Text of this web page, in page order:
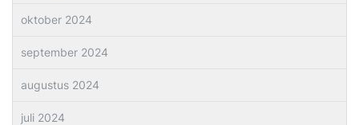
oktober 2024
september 2024
augustus 2024
juli 2024